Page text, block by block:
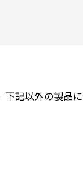
記以外の製品に